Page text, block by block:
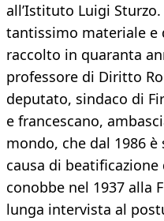
all’Istituto Luigi
tantissimo materiale
raccolto in quaranta
professore di Diritto
deputato, sindaco di
e francescano,
mondo, che dal 1986
causa di
conobbe nel 1937 alla
lunga intervista al